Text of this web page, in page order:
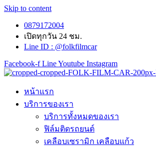
Skip to content
0879172004
เปิดทุกวัน 24 ชม.
Line ID : @folkfilmcar
Facebook-f LineYoutube Instagram
หน้าแรก
บริการของเรา
บริการทั้งหมดของเรา
ฟิล์มติดรถยนต์
เคลือบเซรามิก เคลือบแก้ว